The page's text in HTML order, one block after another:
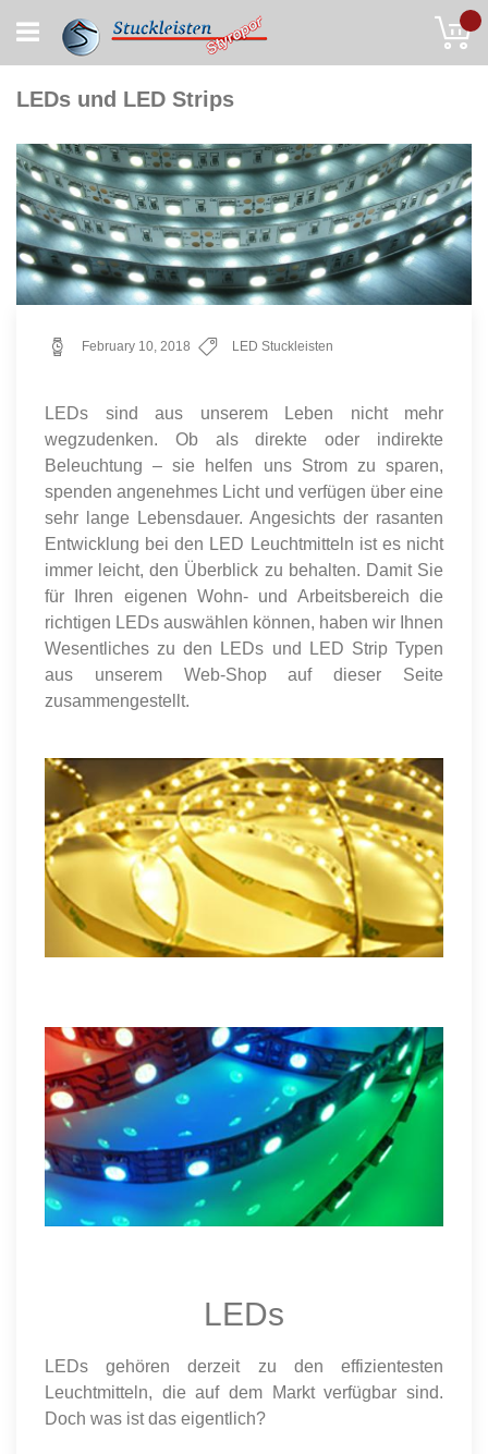
to
Content
LEDs und LED Strips
February 10, 2018 LED Stuckleisten
LEDs sind aus unserem Leben nicht mehr
wegzudenken. Ob als direkte oder indirekte
Beleuchtung – sie helfen uns Strom zu sparen,
spenden angenehmes Licht und verfügen über eine
sehr lange Lebensdauer. Angesichts der rasanten
Entwicklung bei den LED Leuchtmitteln ist es nicht
immer leicht, den Überblick zu behalten. Damit Sie
für Ihren eigenen Wohn- und Arbeitsbereich die
richtigen LEDs auswählen können, haben wir Ihnen
Wesentliches zu den LEDs und LED Strip Typen
aus unserem Web-Shop auf dieser Seite
zusammengestellt.
LEDs
LEDs gehören derzeit zu den effizientesten
Leuchtmitteln, die auf dem Markt verfügbar sind.
Doch was ist das eigentlich?